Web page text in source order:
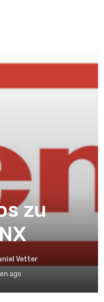
zu
Vetter
ago